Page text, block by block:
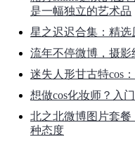
是一幅独立的艺术品
星之迟迟合集：精
流年不停微博，摄影
迷失人形甘古特cos
想做cos化妆师？入
北之北微博图片套
种态度